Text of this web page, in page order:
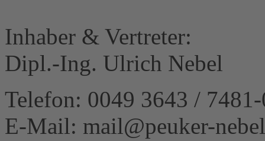
Inhaber & Vertreter:
Dipl.-Ing. Ulrich Nebel
Telefon: 0049 3643 /
E-Mail: mail@peuker-